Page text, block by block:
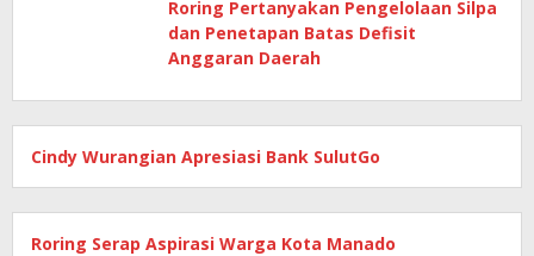
Roring Pertanyakan Pengelolaan Silpa
dan Penetapan Batas Defisit
Anggaran Daerah
Cindy Wurangian Apresiasi Bank SulutGo
Roring Serap Aspirasi Warga Kota Manado